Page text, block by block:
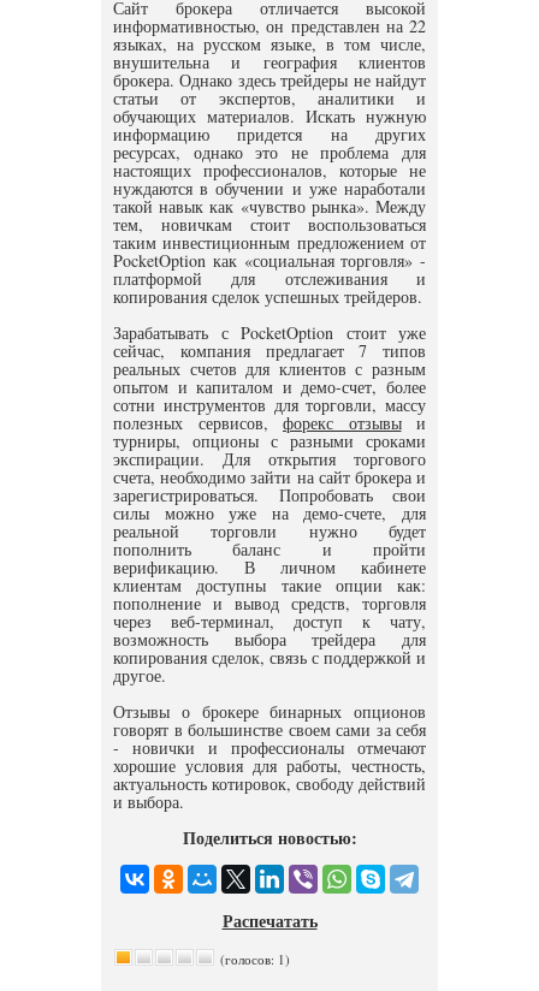
Сайт брокера отличается высокой
информативностью, он представлен на 22
языках, на русском языке, в том числе,
внушительна и география клиентов
брокера. Однако здесь трейдеры не найдут
статьи от экспертов, аналитики и
обучающих материалов. Искать нужную
информацию придется на других
ресурсах, однако это не проблема для
настоящих профессионалов, которые не
нуждаются в обучении и уже наработали
такой навык как «чувство рынка». Между
тем, новичкам стоит воспользоваться
таким инвестиционным предложением от
PocketOption как «социальная торговля» -
платформой для отслеживания и
копирования сделок успешных трейдеров.
Зарабатывать с PocketOption стоит уже
сейчас, компания предлагает 7 типов
реальных счетов для клиентов с разным
опытом и капиталом и демо-счет, более
сотни инструментов для торговли, массу
полезных сервисов,форекс отзывыи
турниры, опционы с разными сроками
экспирации. Для открытия торгового
счета, необходимо зайти на сайт брокера и
зарегистрироваться. Попробовать свои
силы можно уже на демо-счете, для
реальной торговли нужно будет
пополнить баланс и пройти
верификацию. В личном кабинете
клиентам доступны такие опции как:
пополнение и вывод средств, торговля
через веб-терминал, доступ к чату,
возможность выбора трейдера для
копирования сделок, связь с поддержкой и
другое.
Отзывы о брокере бинарных опционов
говорят в большинстве своем сами за себя
- новички и профессионалы отмечают
хорошие условия для работы, честность,
актуальность котировок, свободу действий
и выбора.
Поделиться новостью:
Распечатать
(голосов: 1)